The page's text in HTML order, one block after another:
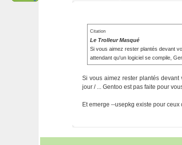
Citation
Le Trolleur Masqué
Si vous aimez rester plantés devant
attendant qu'un logiciel se compile,
Si vous aimez rester plantés
jour / ... Gentoo est pas faite pour
Et emerge --usepkg existe pour